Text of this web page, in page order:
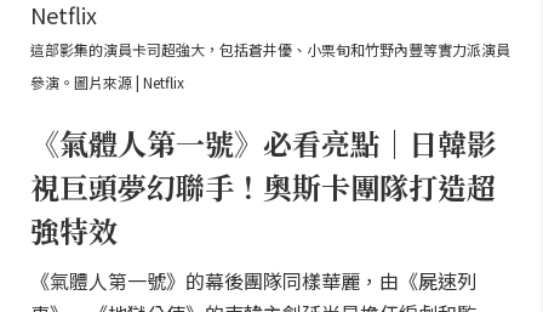
這部影集的演員卡司超強大，包括蒼井優、小栗旬和竹野內豐等實力派演員
參演。圖片來源 | Netflix
《氣體人第一號》必看亮點｜日韓影
視巨頭夢幻聯手！奧斯卡團隊打造超
強特效
《氣體人第一號》的幕後團隊同樣華麗，由《屍速列